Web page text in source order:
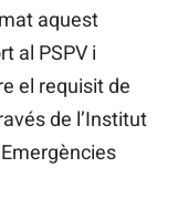
aquest
al PSPV i
el requisit de
de l’Institut